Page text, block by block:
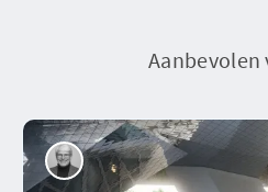
Aanbevolen